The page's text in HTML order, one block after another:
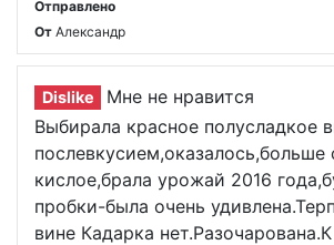
Отправлено
От Александр
Dislike
Мне не нравится
Выбирала красное полусладкое
послевкусием,оказалось,больше
кислое,брала урожай 2016
пробки-была очень
вине Кадарка